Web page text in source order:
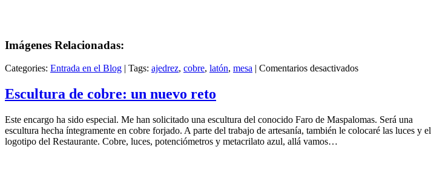
Imágenes Relacionadas:
Categories: Entrada en el Blog | Tags: ajedrez, cobre, latón, mesa | Comentarios desactivadosen
cobre
y
Escultura de cobre: un nuevo reto
Este encargo ha sido especial. Me han solicitado una escultura del conocido Faro de Maspalomas. Será una
escultura hecha íntegramente en cobre forjado. A parte del trabajo de artesanía, también le colocaré las luces y el
logotipo del Restaurante. Cobre, luces, potenciómetros y metacrilato azul, allá vamos…